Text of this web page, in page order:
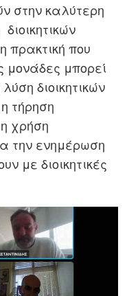
στην καλύτερη
πρακτική που
μονάδες μπορεί
διοικητικών
τήρηση
χρήση
την ενημέρωση
με διοικητικές